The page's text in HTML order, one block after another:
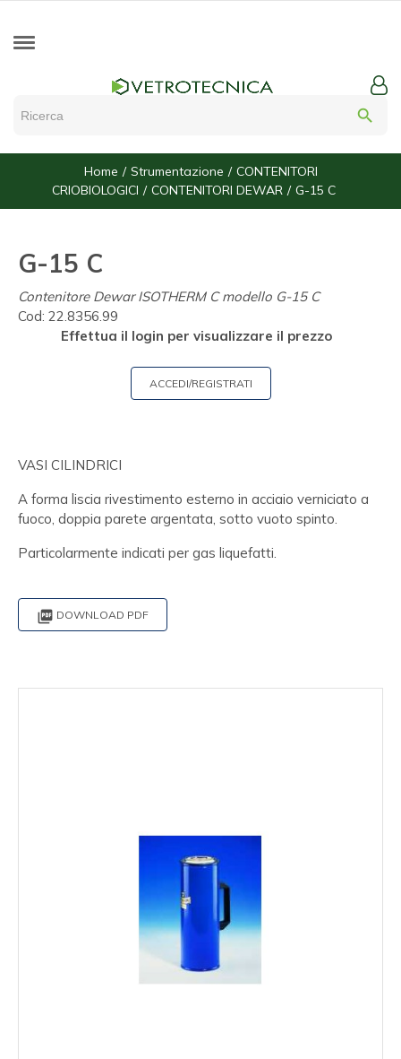
search
Home Strumentazione
CONTENITORI
CRIOBIOLOGICI
CONTENITORI DEWAR G-15 C
G-15 C
Contenitore Dewar ISOTHERM C modello G-15 C
Cod: 22.8356.99
Effettua il login per visualizzare il prezzo
ACCEDI/REGISTRATI
VASI CILINDRICI
A forma liscia rivestimento esterno in acciaio verniciato a
fuoco, doppia parete argentata, sotto vuoto spinto.
Particolarmente indicati per gas liquefatti.
 DOWNLOAD PDF